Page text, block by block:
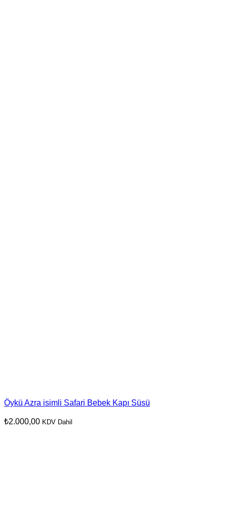
Öykü Azra isimli Safari Bebek Kapı Süsü
₺2.000,00 KDV Dahil